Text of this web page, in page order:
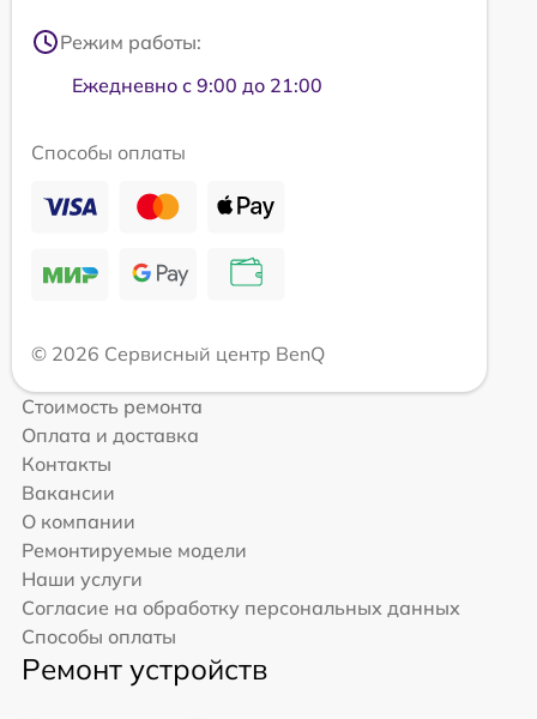
Режим работы:
Ежедневно с 9:00 до 21:00
Способы оплаты
© 2026 Сервисный центр BenQ
Стоимость ремонта
Оплата и доставка
Контакты
Вакансии
О компании
Ремонтируемые модели
Наши услуги
Согласие на обработку персональных данных
Способы оплаты
Ремонт устройств